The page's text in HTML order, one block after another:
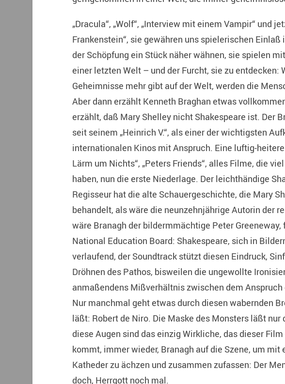
„Dracula“, „Wolf“, „Interview mit einem Vampir“ und
Frankenstein“, sie gewähren uns spielerischen Einlaß
der Schöpfung ein Stück näher wähnen, sie spielen
einer letzten Welt – und der Furcht, sie zu entdecken:
Geheimnisse mehr gibt auf der Welt, werden die
Aber dann erzählt Kenneth Braghan etwas
erzählt, daß Mary Shelley nicht Shakespeare ist. Der
seit seinem „Heinrich V.“, als einer der wichtigsten
internationalen Kinos mit Anspruch. Eine luftig-
Lärm um Nichts“, „Peters Friends“, alles Filme, die
haben, nun die erste Niederlage. Der leichthändige
Regisseur hat die alte Schauergeschichte, die Mary
behandelt, als wäre die neunzehnjährige Autorin der
wäre Branagh der bildermmächtige Peter
National Education Board: Shakespeare, sich in
verlaufend, der Soundtrack stützt diesen Eindruck,
Dröhnen des Pathos, bisweilen die ungewollte
anmaßendens Mißverhältnis zwischen dem Anspruch
Nur manchmal geht etwas durch diesen wabernden
läßt: Robert de Niro. Die Maske des Monsters läßt nur
diese Augen sind das einzig Wirkliche, das dieser
kommt, immer wieder, Branagh auf die Szene, um mit
Katheder zu ächzen und zusammen zufassen: Der
doch, Herrgott noch mal.